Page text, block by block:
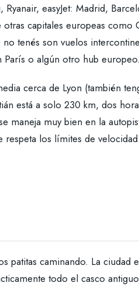
easyJet: Madrid,
capitales europeas como
tenés son vuelos
París o algún otro hub europeo.
cerca de Lyon (también
está a solo 230 km, dos
maneja muy bien en la
los límites de
caminando. La ciudad
todo el casco